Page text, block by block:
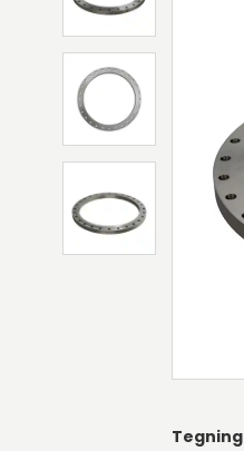
Tegning